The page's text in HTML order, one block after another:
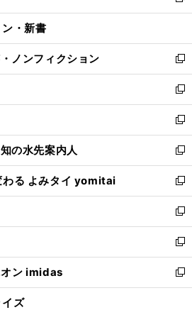
開
ウ
開
く
ン
ウ
で
開
く
ウ
ン
ド
ウ
で
開
く
し
ウ
ィ
ン
ド
ウ
で
開
く
・新書
ノンフィクション
新
し
い
ウ
ィ
ン
ド
ウ
で
開
く
新
し
い
ウ
ィ
ン
ド
ウ
で
開
く
新
し
い
ウ
ィ
ン
ド
ウ
で
開
く
の水先案内人
新
し
い
ウ
ィ
ン
ド
ウ
で
開
わる よみタイ yomitai
新
し
い
ウ
ィ
ン
ド
ウ
新
し
い
ウ
ィ
ン
新
し
い
ウ
オン imidas
新
し
ズ